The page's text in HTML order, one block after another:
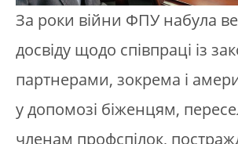
За роки війни ФПУ набула
досвіду щодо співпраці із
партнерами, зокрема і
у допомозі біженцям,
членам профспілок,